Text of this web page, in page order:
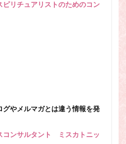
リチュアリストのためのコン
グやメルマガとは違う情報を発
コンサルタント ミスカトニッ